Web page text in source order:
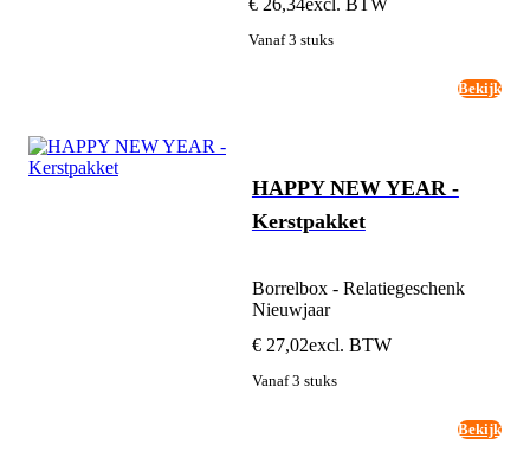
Vanaf 3 stuks
Bekijk
HAPPY NEW YEAR -
Kerstpakket
Borrelbox - Relatiegeschenk
Nieuwjaar
€ 27,02excl. BTW
Vanaf 3 stuks
Bekijk